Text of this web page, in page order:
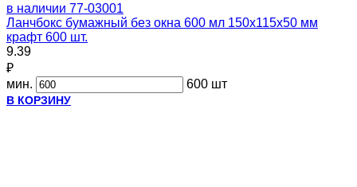
в наличии 77-03001
Ланчбокс бумажный без окна 600 мл 150х115х50 мм
крафт 600 шт.
9.39
₽
мин.
600 шт
В КОРЗИНУ